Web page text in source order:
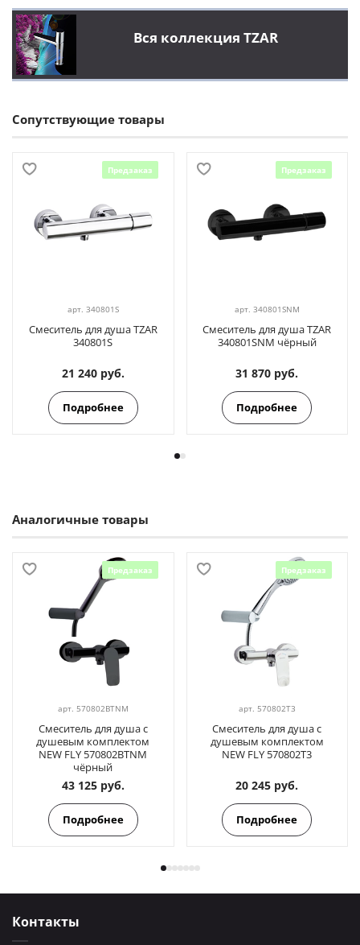
Вся коллекция TZAR
Сопутствующие товары
Предзаказ
арт. 340801S
Смеситель для душа TZAR
340801S
21 240 руб.
Подробнее
Предзаказ
арт. 340801SNM
Смеситель для душа TZAR
340801SNM чёрный
31 870 руб.
Подробнее
Аналогичные товары
Предзаказ
арт. 570802BTNM
Смеситель для душа с
душевым комплектом
NEW FLY 570802BTNM
чёрный
43 125 руб.
Подробнее
Предзаказ
арт. 570802T3
Смеситель для душа с
душевым комплектом
NEW FLY 570802T3
20 245 руб.
Подробнее
Контакты